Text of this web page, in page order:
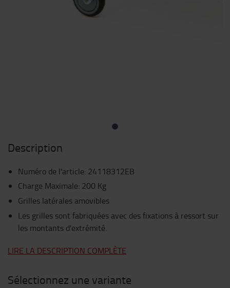
Description
Numéro de l'article: 24118312EB
Charge Maximale: 200 Kg
Grilles latérales amovibles
Les grilles sont fabriquées avec des fixations à ressort sur
les montants d'extrémité.
LIRE LA DESCRIPTION COMPLÈTE
Sélectionnez une variante